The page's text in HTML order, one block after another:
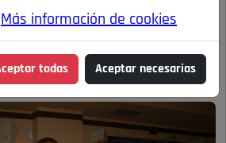
Más información de cookies
todas Aceptar necesarias